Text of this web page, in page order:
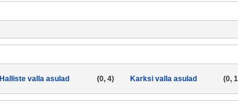
(0, 4)
Halliste valla asulad (0,
Karksi valla asulad